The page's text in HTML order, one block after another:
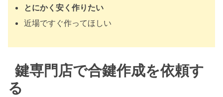
とにかく安く作りたい
近場ですぐ作ってほしい
鍵専門店で合鍵作成を依頼す
る